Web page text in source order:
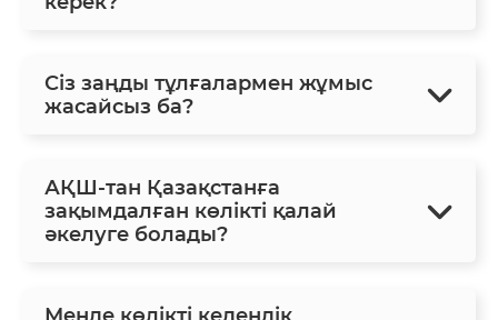
Сіз заңды тұлғалармен жұмыс
жасайсыз ба?
АҚШ-тан Қазақстанға
зақымдалған көлікті қалай
әкелуге болады?